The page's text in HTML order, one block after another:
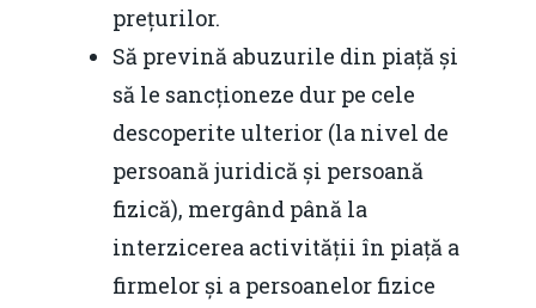
prețurilor.
Să prevină abuzurile din piață și
să le sancționeze dur pe cele
descoperite ulterior (la nivel de
persoană juridică și persoană
fizică), mergând până la
interzicerea activității în piață a
firmelor și a persoanelor fizice